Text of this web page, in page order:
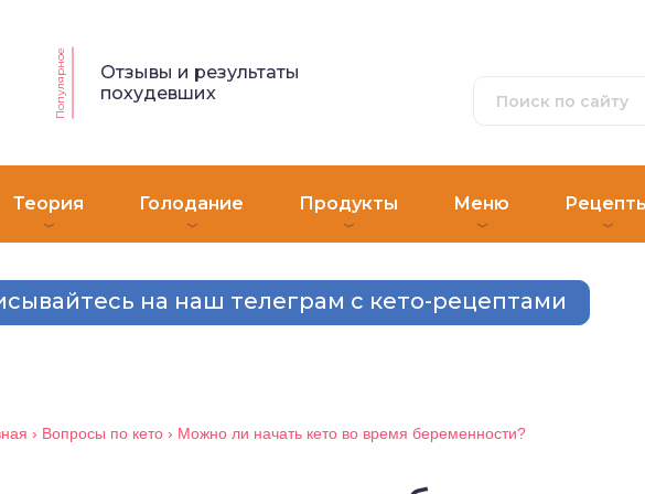
Популярное
Отзывы и результаты
похудевших
Теория Голодание Продукты Меню
на наш телеграм с кето-рецептами
› Вопросы по кето › Можно ли начать кето во время беременности?